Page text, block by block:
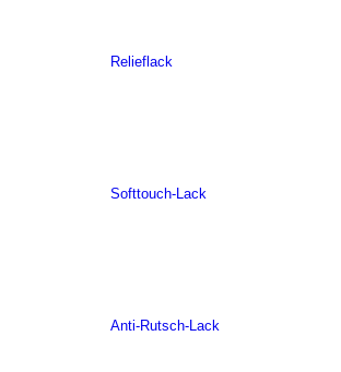
Relieflack
Softtouch-Lack
Anti-Rutsch-Lack